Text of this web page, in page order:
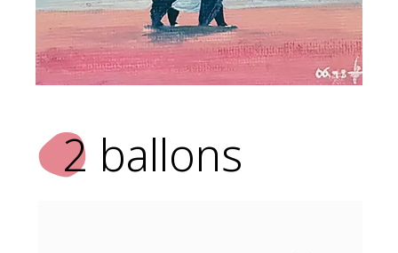
2 ballons